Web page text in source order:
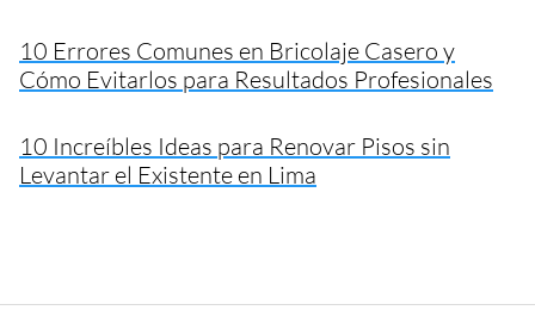
10 Errores Comunes en Bricolaje Casero y
Cómo Evitarlos para Resultados Profesionales
10 Increíbles Ideas para Renovar Pisos sin
Levantar el Existente en Lima